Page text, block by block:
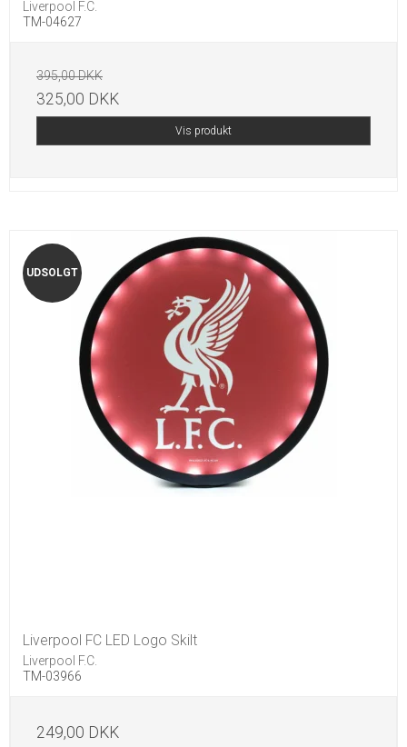
Liverpool F.C.
TM-04627
395,00 DKK
325,00 DKK
Vis produkt
UDSOLGT
Liverpool FC LED Logo Skilt
Liverpool F.C.
TM-03966
249,00 DKK